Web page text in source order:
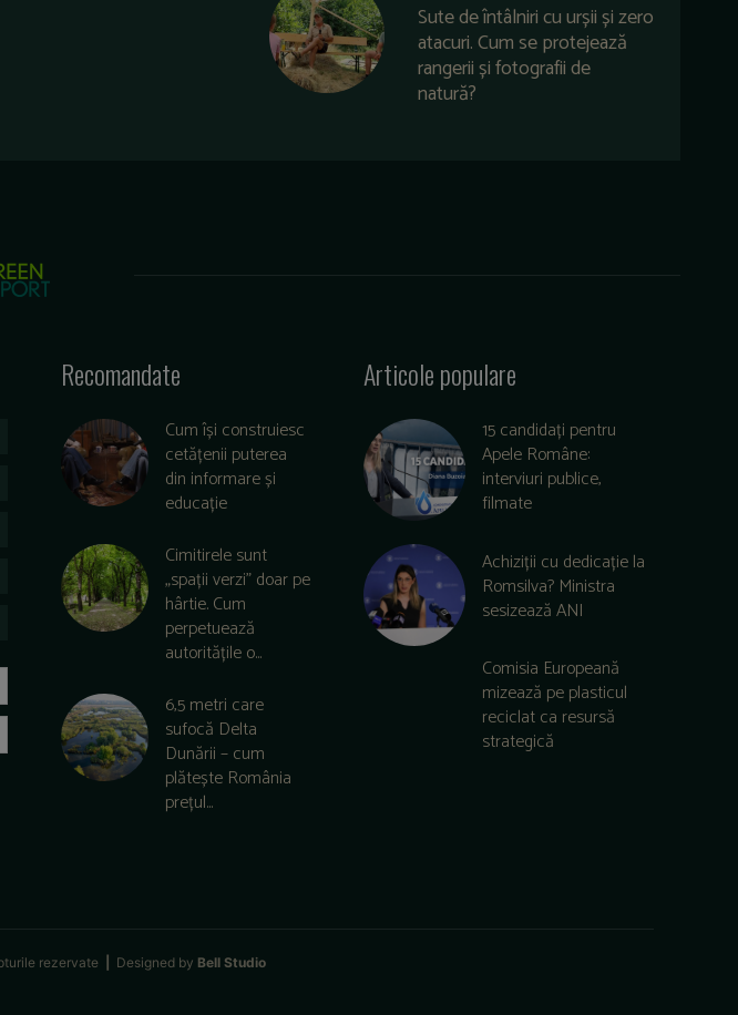
Sute de întâlniri cu urșii și zero
atacuri. Cum se protejează
rangerii și fotografii de
natură?
Recomandate
Cum își construiesc
cetățenii puterea
din informare și
educație
Cimitirele sunt
„spații verzi” doar pe
hârtie. Cum
perpetuează
autoritățile o...
6,5 metri care
sufocă Delta
Dunării – cum
plătește România
prețul...
Articole populare
15 candidați pentru
Apele Române:
interviuri publice,
filmate
Achiziții cu dedicație la
Romsilva? Ministra
sesizează ANI
Comisia Europeană
mizează pe plasticul
reciclat ca resursă
strategică
rezervate Designed by Bell Studio